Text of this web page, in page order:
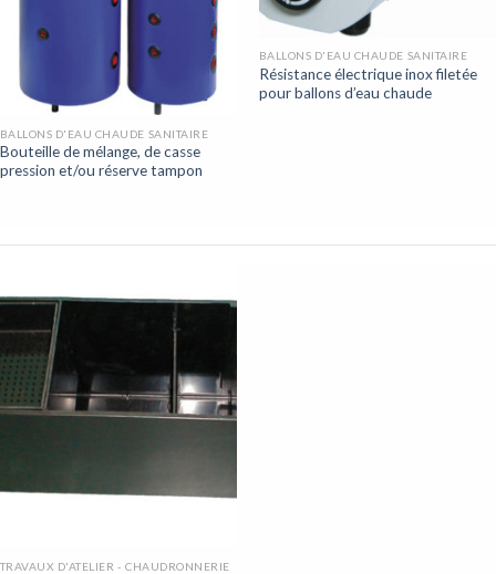
BALLONS D'EAU CHAUDE SANITAIRE
Bouteille de mélange, de casse
pression et/ou réserve tampon
BALLONS D'EAU CHAUDE SANITAIRE
Résistance électrique inox filetée
pour ballons d’eau chaude
TRAVAUX D'ATELIER - CHAUDRONNERIE